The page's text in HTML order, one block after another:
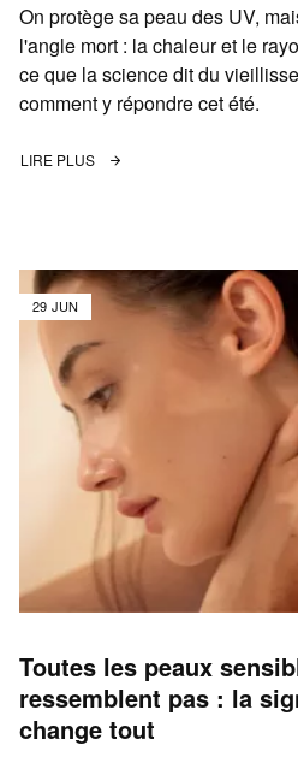
On protège sa peau des UV,
l'angle mort : la chaleur et le
ce que la science dit du
comment y répondre cet été.
LIRE PLUS
29 JUN
Toutes les peaux
ressemblent pas : la
change tout